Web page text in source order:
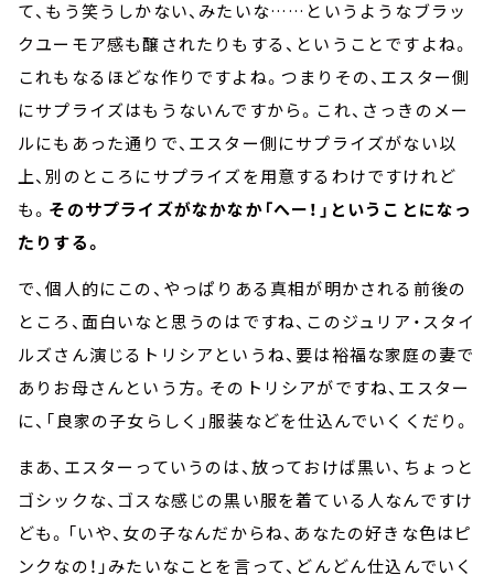
て、もう笑うしかない、みたいな……というようなブラッ
クユーモア感も醸されたりもする、ということですよね。
これもなるほどな作りですよね。つまりその、エスター側
にサプライズはもうないんですから。これ、さっきのメー
ルにもあった通りで、エスター側にサプライズがない以
上、別のところにサプライズを用意するわけですけれど
も。 そのサプライズがなかなか「へー！」ということになっ
たりする。
で、個人的にこの、やっぱりある真相が明かされる前後の
ところ、面白いなと思うのはですね、このジュリア・スタイ
ルズさん演じるトリシアというね、要は裕福な家庭の妻で
ありお母さんという方。そのトリシアがですね、エスター
に、「良家の子女らしく」服装などを仕込んでいくくだり。
まあ、エスターっていうのは、放っておけば黒い、ちょっと
ゴシックな、ゴスな感じの黒い服を着ている人なんですけ
ども。「いや、女の子なんだからね、あなたの好きな色はピ
ンクなの！」みたいなことを言って、どんどん仕込んでいく